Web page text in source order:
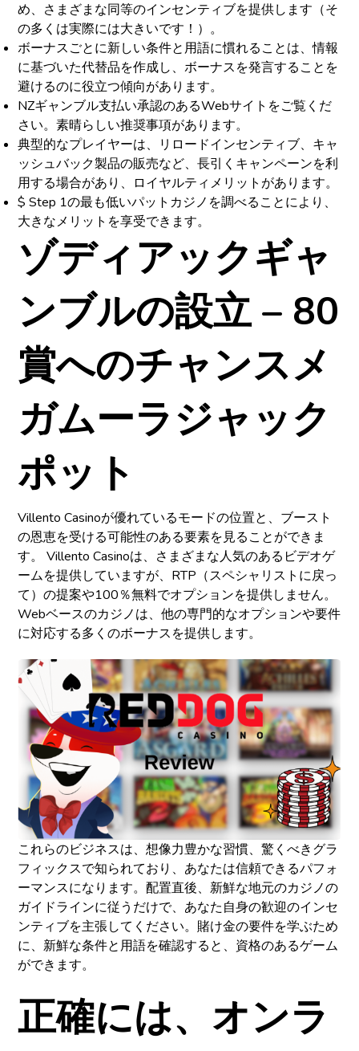
め、さまざまな同等のインセンティブを提供します（そ
の多くは実際には大きいです！）。
ボーナスごとに新しい条件と用語に慣れることは、情報
に基づいた代替品を作成し、ボーナスを発言することを
避けるのに役立つ傾向があります。
NZギャンブル支払い承認のあるWebサイトをご覧くだ
さい。素晴らしい推奨事項があります。
典型的なプレイヤーは、リロードインセンティブ、キャ
ッシュバック製品の販売など、長引くキャンペーンを利
用する場合があり、ロイヤルティメリットがあります。
$ Step 1の最も低いパットカジノを調べることにより、
大きなメリットを享受できます。
ゾディアックギャ
ンブルの設立 – 80
賞へのチャンスメ
ガムーラジャック
ポット
Villento Casinoが優れているモードの位置と、ブースト
の恩恵を受ける可能性のある要素を見ることができま
す。 Villento Casinoは、さまざまな人気のあるビデオゲ
ームを提供していますが、RTP（スペシャリストに戻っ
て）の提案や100％無料でオプションを提供しません。
Webベースのカジノは、他の専門的なオプションや要件
に対応する多くのボーナスを提供します。
これらのビジネスは、想像力豊かな習慣、驚くべきグラ
フィックスで知られており、あなたは信頼できるパフォ
ーマンスになります。配置直後、新鮮な地元のカジノの
ガイドラインに従うだけで、あなた自身の歓迎のインセ
ンティブを主張してください。賭け金の要件を学ぶため
に、新鮮な条件と用語を確認すると、資格のあるゲーム
ができます。
正確には、オンラ